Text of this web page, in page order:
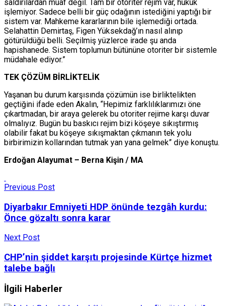
saldırılardan muaf değil. Tam bir otoriter rejim var, hukuk
işlemiyor. Sadece belli bir güç odağının istediğini yaptığı bir
sistem var. Mahkeme kararlarının bile işlemediği ortada.
Selahattin Demirtaş, Figen Yüksekdağ’ın nasıl alınıp
götürüldüğü belli. Seçilmiş yüzlerce irade şu anda
hapishanede. Sistem toplumun bütününe otoriter bir sistemle
müdahale ediyor.”
TEK ÇÖZÜM BİRLİKTELİK
Yaşanan bu durum karşısında çözümün ise birliktelikten
geçtiğini ifade eden Akalın, “Hepimiz farklılıklarımızı öne
çıkartmadan, bir araya gelerek bu otoriter rejime karşı duvar
olmalıyız. Bugün bu baskıcı rejim bizi köşeye sıkıştırmış
olabilir fakat bu köşeye sıkışmaktan çıkmanın tek yolu
birbirimizin kollarından tutmak yan yana gelmek” diye konuştu.
Erdoğan Alayumat – Berna Kişin / MA
Previous Post
Diyarbakır Emniyeti HDP önünde tezgâh kurdu:
Önce gözaltı sonra karar
Next Post
CHP’nin şiddet karşıtı projesinde Kürtçe hizmet
talebe bağlı
İlgili Haberler